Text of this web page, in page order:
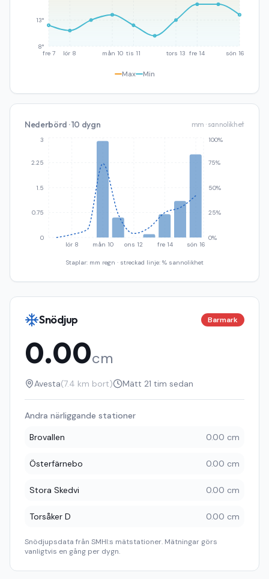
fre 7 lör 8 mån 10 tis 11 tors 13 fre 14 sön 16
8°
13°
Max Min
Nederbörd · 10 dygn mm · sannolikhet
lör 8 mån 10 ons 12 fre 14 sön 16
0
0.75
1.5
2.25
3
0%
25%
50%
75%
100%
Staplar: mm regn · streckad linje: % sannolikhet
Snödjup Barmark
0.00cm
Avesta(7.4 km bort) Mätt 21 tim sedan
Andra närliggande stationer
Brovallen
0.00 cm
Österfärnebo 0.00 cm
Stora Skedvi 0.00 cm
Torsåker D 0.00 cm
Snödjupsdata från SMHI:s mätstationer. Mätningar görs
vanligtvis en gång per dygn.